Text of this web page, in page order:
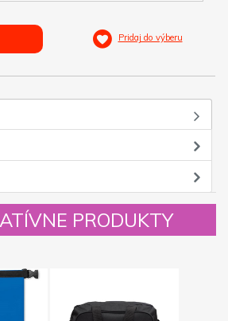
Pridaj do výberu
PRODUKTY